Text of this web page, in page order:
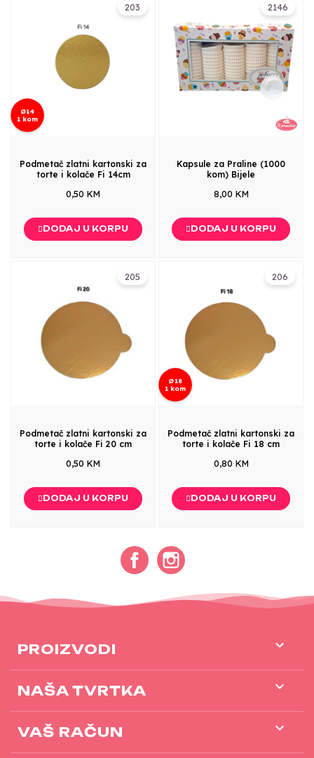
203
Ø14
1 kom
Podmetač zlatni kartonski za
torte i kolače Fi 14cm
0,50 KM
DODAJ U KORPU
2146
Kapsule za Praline (1000
kom) Bijele
8,00 KM
DODAJ U KORPU
205
Podmetač zlatni kartonski za
torte i kolače Fi 20 cm
0,50 KM
DODAJ U KORPU
206
Ø18
1 kom
Podmetač zlatni kartonski za
torte i kolače Fi 18 cm
0,80 KM
DODAJ U KORPU
Facebook
PROIZVODI 
NAŠA TVRTKA 
VAŠ RAČUN 